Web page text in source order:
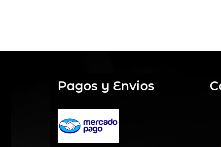
Pagos y Envios